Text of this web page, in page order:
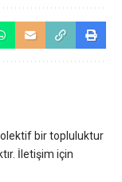
bir topluluktur
İletişim için